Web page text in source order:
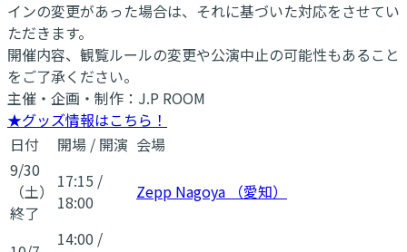
インの変更があった場合は、それに基づいた対応をさせてい
ただきます。
開催内容、観覧ルールの変更や公演中止の可能性もあること
をご了承ください。
主催・企画・制作：J.P ROOM
★グッズ情報はこちら！
日付
開場 / 開演 会場
9/30
（土）
終了
17:15 /
18:00
Zepp Nagoya （愛知）
14:00 /